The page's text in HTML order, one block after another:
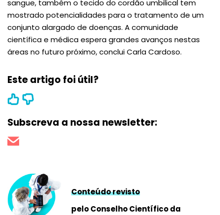
sangue, também o tecido do cordão umbilical tem
mostrado potencialidades para o tratamento de um
conjunto alargado de doenças. A comunidade
científica e médica espera grandes avanços nestas
áreas no futuro próximo, conclui Carla Cardoso.
Este artigo foi útil?
Subscreva a nossa newsletter:
Conteúdo revisto
pelo Conselho Científico da